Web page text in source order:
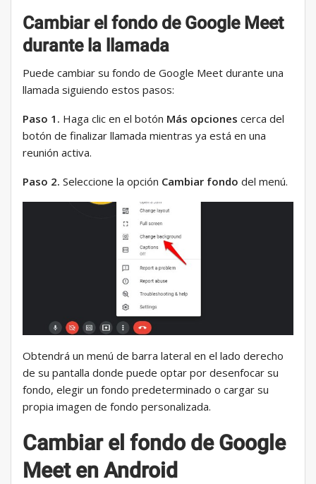
Cambiar el fondo de Google Meet
durante la llamada
Puede cambiar su fondo de Google Meet durante una
llamada siguiendo estos pasos:
Paso 1. Haga clic en el botón Más opciones cerca del
botón de finalizar llamada mientras ya está en una
reunión activa.
Paso 2. Seleccione la opción Cambiar fondo del menú.
Obtendrá un menú de barra lateral en el lado derecho
de su pantalla donde puede optar por desenfocar su
fondo, elegir un fondo predeterminado o cargar su
propia imagen de fondo personalizada.
Cambiar el fondo de Google
Meet en Android